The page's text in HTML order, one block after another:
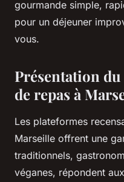
gourmande simple,
pour un déjeuner
vous.
Présentation
de repas à
Les plateformes
Marseille offrent une
traditionnels,
véganes, répondent